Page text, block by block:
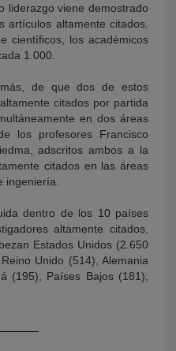
liderazgo viene demostrado
artículos altamente citados.
científicos, los académicos
1.000.
de que dos de estos
citados por partida
en dos áreas
los profesores Francisco
adscritos ambos a la
citados en las áreas
ingeniería.
dentro de los 10 países
altamente citados,
Estados Unidos (2.650
Unido (514), Alemania
(195), Países Bajos (181),